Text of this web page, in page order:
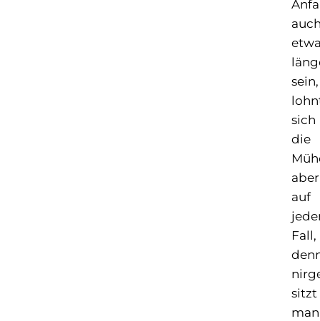
sein,
sich
die
aber
auf
Fall,
sitzt
man